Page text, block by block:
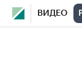
ВИДЕО